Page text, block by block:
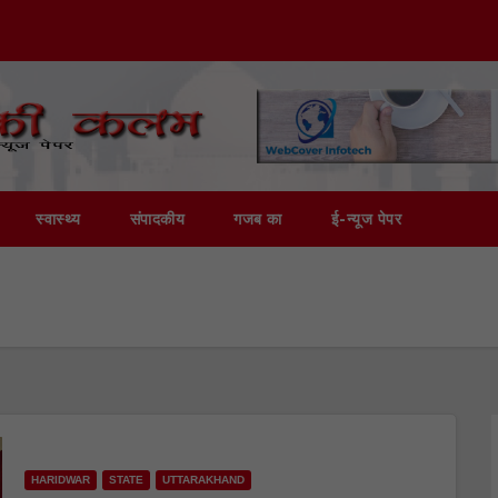
स्वास्थ्य संपादकीय गजब का ई-न्यूज पेपर
HARIDWAR STATE UTTARAKHAND